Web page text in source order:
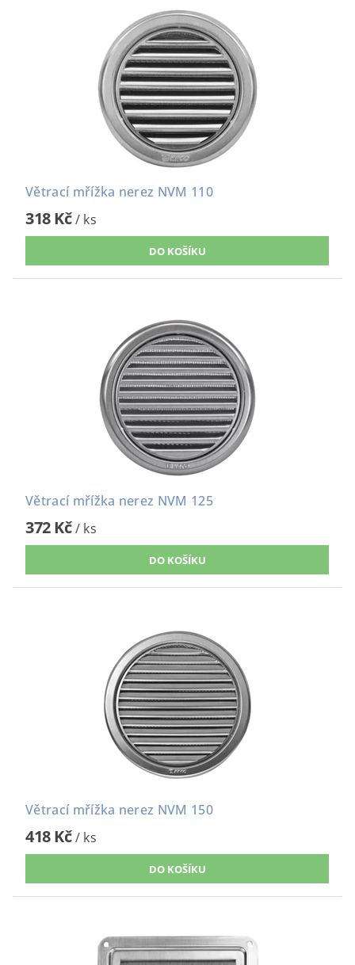
Větrací mřížka nerez NVM 110
318 Kč/ ks
Větrací mřížka nerez NVM 125
372 Kč/ ks
Větrací mřížka nerez NVM 150
418 Kč/ ks